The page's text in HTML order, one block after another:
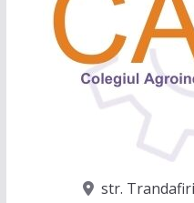
str.